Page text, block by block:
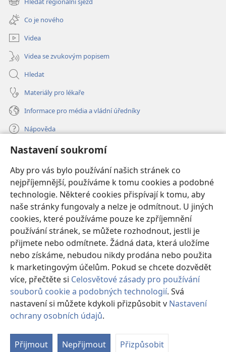
Nastavení soukromí
Aby pro vás bylo používání našich stránek co
nejpříjemnější, používáme k tomu cookies a podobné
technologie. Některé cookies přispívají k tomu, aby
naše stránky fungovaly a nelze je odmítnout. U jiných
cookies, které používáme pouze ke zpříjemnění
používání stránek, se můžete rozhodnout, jestli je
přijmete nebo odmítnete. Žádná data, která uložíme
nebo získáme, nebudou nikdy prodána nebo použita
k marketingovým účelům. Pokud se chcete dozvědět
více, přečtěte si Celosvětové zásady pro používání
souborů cookie a podobných technologií. Svá
nastavení si můžete kdykoli přizpůsobit v Nastavení
ochrany osobních údajů.
Přijmout Nepřijmout Přizpůsobit
okno)
(otevřeno
nové
okno)
Co je nového
Videa
Videa se zvukovým popisem
Hledat
Materiály pro lékaře
Informace pro média a vládní úředníky
Nápověda
Dary
nové
okno) ONLINE KNIHOVNA Strážné věže
(otevřeno
nové
okno)JW Hub®
(otevřeno
nové
okno)JW Library
Watchtower Library
Copyright© 2026 Watch Tower Bible and Tract Society of Pennsylvania.
PODMÍNKY POUŽITÍ|OCHRANA SOUKROMÍ
SOUKROMÍ